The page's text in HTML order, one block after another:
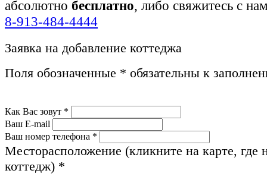
абсолютно бесплатно, либо свяжитесь с
8-913-484-4444
Заявка на добавление коттеджа
Поля обозначенные * обязательны к
Как Вас зовут *
Ваш E-mail
Ваш номер телефона *
Месторасположение (кликните на карте, где
коттедж) *